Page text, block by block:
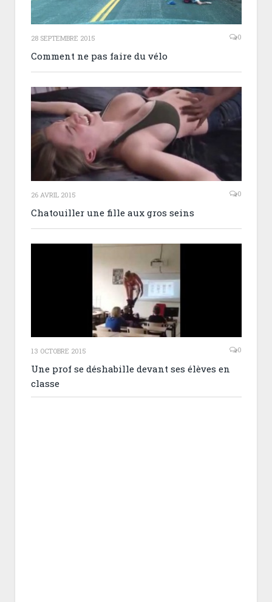
28 SEPTEMBRE 2015 0
Comment ne pas faire du vélo
26 AVRIL 2015 0
Chatouiller une fille aux gros seins
13 OCTOBRE 2015 0
Une prof se déshabille devant ses élèves en
classe